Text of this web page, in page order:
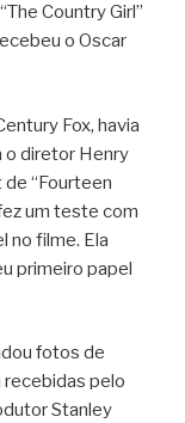
Country Girl”
o Oscar
Fox, havia
o diretor Henry
“Fourteen
um teste com
no filme. Ela
primeiro papel
fotos de
recebidas pelo
Stanley